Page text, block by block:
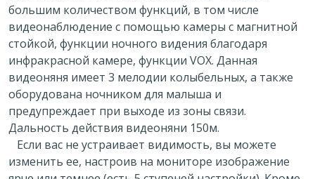
большим количеством функций, в том числе
видеонаблюдение с помощью камеры с магнитной
стойкой, функции ночного видения благодаря
инфракрасной камере, функции VOX. Данная
видеоняня имеет 3 мелодии колыбельных, а также
оборудована ночником для малыша и
предупреждает при выходе из зоны связи.
Дальность действия видеоняни 150м.
Если вас не устраивает видимость, вы можете
изменить ее, настроив на мониторе изображение